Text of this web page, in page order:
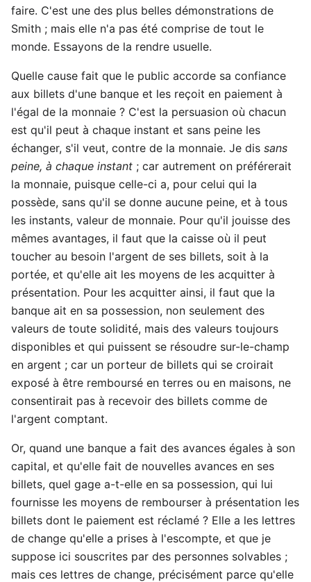
faire. C'est une des plus belles démonstrations de
Smith ; mais elle n'a pas été comprise de tout le
monde. Essayons de la rendre usuelle.
Quelle cause fait que le public accorde sa confiance
aux billets d'une banque et les reçoit en paiement à
l'égal de la monnaie ? C'est la persuasion où chacun
est qu'il peut à chaque instant et sans peine les
échanger, s'il veut, contre de la monnaie. Je dis sans
peine, à chaque instant ; car autrement on préférerait
la monnaie, puisque celle-ci a, pour celui qui la
possède, sans qu'il se donne aucune peine, et à tous
les instants, valeur de monnaie. Pour qu'il jouisse des
mêmes avantages, il faut que la caisse où il peut
toucher au besoin l'argent de ses billets, soit à la
portée, et qu'elle ait les moyens de les acquitter à
présentation. Pour les acquitter ainsi, il faut que la
banque ait en sa possession, non seulement des
valeurs de toute solidité, mais des valeurs toujours
disponibles et qui puissent se résoudre sur-le-champ
en argent ; car un porteur de billets qui se croirait
exposé à être remboursé en terres ou en maisons, ne
consentirait pas à recevoir des billets comme de
l'argent comptant.
Or, quand une banque a fait des avances égales à son
capital, et qu'elle fait de nouvelles avances en ses
billets, quel gage a-t-elle en sa possession, qui lui
fournisse les moyens de rembourser à présentation les
billets dont le paiement est réclamé ? Elle a les lettres
de change qu'elle a prises à l'escompte, et que je
suppose ici souscrites par des personnes solvables ;
mais ces lettres de change, précisément parce qu'elle